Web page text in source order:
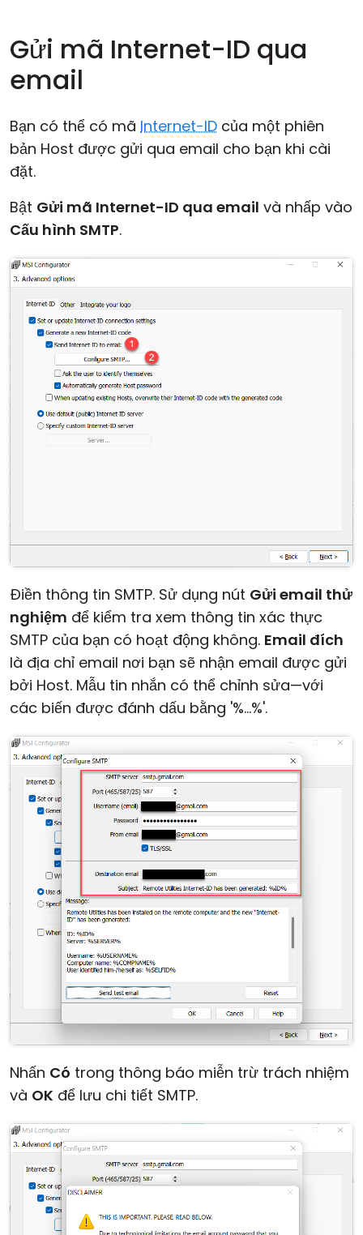
Gửi mã Internet-ID qua
email
Bạn có thể có mã Internet-ID của một phiên
bản Host được gửi qua email cho bạn khi cài
đặt.
Bật Gửi mã Internet-ID qua email và nhấp vào
Cấu hình SMTP.
Điền thông tin SMTP. Sử dụng nút Gửi email thử
nghiệm để kiểm tra xem thông tin xác thực
SMTP của bạn có hoạt động không. Email đích
là địa chỉ email nơi bạn sẽ nhận email được gửi
bởi Host. Mẫu tin nhắn có thể chỉnh sửa—với
các biến được đánh dấu bằng '%...%'.
Nhấn Có trong thông báo miễn trừ trách nhiệm
và OK để lưu chi tiết SMTP.